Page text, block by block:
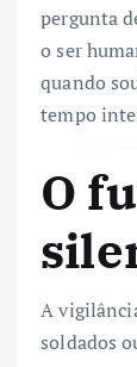
pergunta
o ser
quando
tempo
O
A
soldados